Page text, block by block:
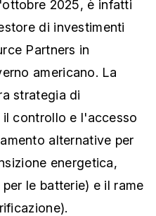
2025, è infatti
di investimenti
Partners in
americano. La
strategia di
controllo e l'accesso
alternative per
energetica,
le batterie) e il rame